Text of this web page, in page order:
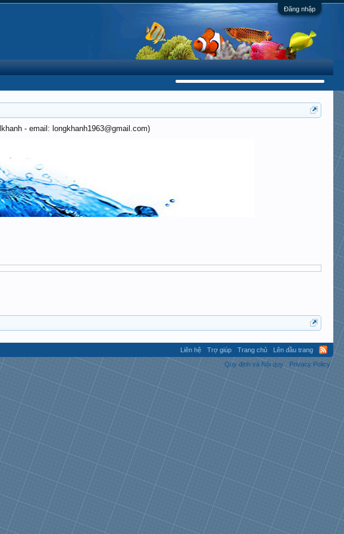
Đăng nhập
- email: longkhanh1963@gmail.com)
Liên hệ Trợ giúp Trang chủ
Lên đầu trang
Quy định và Nội quy
Privacy Policy